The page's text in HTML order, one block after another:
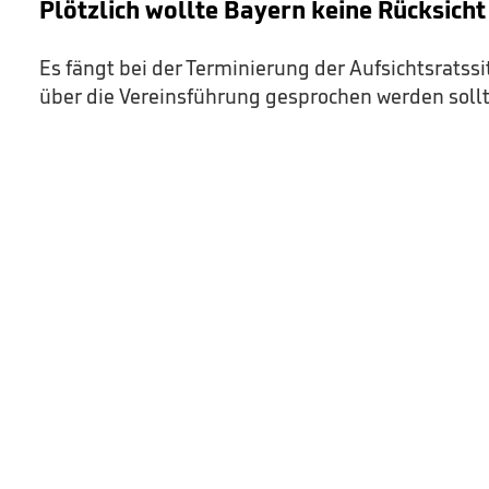
Plötzlich wollte Bayern keine
Es fängt bei der Terminierung der
über die Vereinsführung gesprochen werden